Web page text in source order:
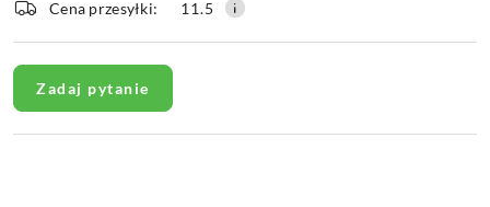
dostawa
Cena przesyłki:
11.5
Zadaj pytanie